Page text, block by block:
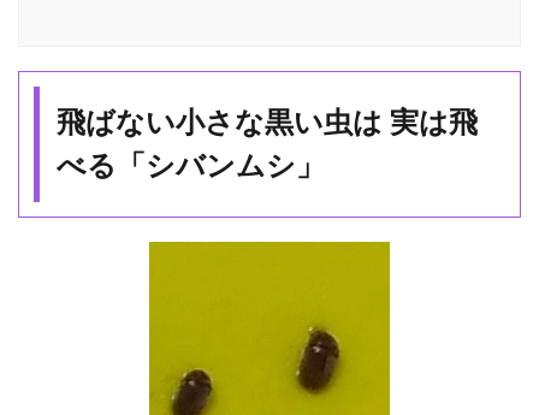
飛ばない小さな黒い虫は 実は飛
べる「シバンムシ」